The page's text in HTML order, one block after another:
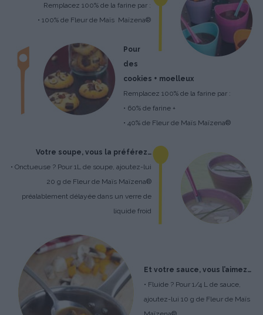
Remplacez 100% de la farine par :
• 100% de Fleur de Maïs Maïzena®
Pour
des
cookies + moelleux
Remplacez 100% de la farine par :
• 60% de farine +
• 40% de Fleur de Maïs Maïzena®
Votre soupe, vous la préférez…
• Onctueuse ? Pour 1L de soupe, ajoutez-lui
20 g de Fleur de Maïs Maïzena®
préalablement délayée dans un verre de
liquide froid
Et votre sauce, vous l’aimez…
• Fluide ? Pour 1/4 L de sauce,
ajoutez-lui 10 g de Fleur de Maïs